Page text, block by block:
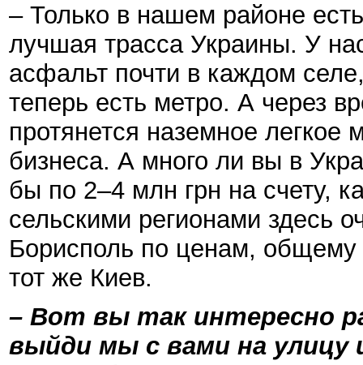
– Только в нашем районе
лучшая трасса Украины. У
асфальт почти в каждом
теперь есть метро. А через
протянется наземное легкое
бизнеса. А много ли вы в
бы по 2–4 млн грн на счету,
сельскими регионами здесь
Борисполь по ценам, общему
тот же Киев.
– Вот вы так интересно
выйди мы с вами на улицу